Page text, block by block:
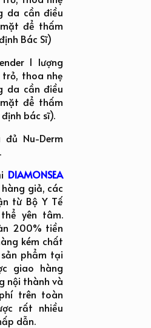
da cần điều
để thấm
Bác Sĩ)
1 lượng
thoa nhẹ
da cần điều
để thấm
bác sĩ).
Nu-Derm
DIAMONSEA
giả, các
từ Bộ Y Tế
yên tâm.
200% tiền
kém chất
phẩm tại
giao hàng
nội thành và
trên toàn
rất nhiều
dẫn.